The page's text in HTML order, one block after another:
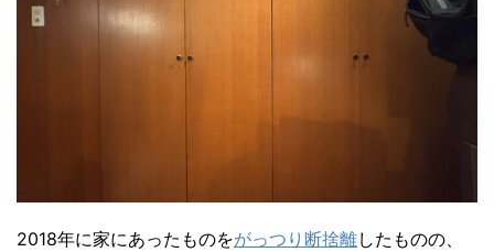
2018年に家にあったものをがっつり断捨離したものの、